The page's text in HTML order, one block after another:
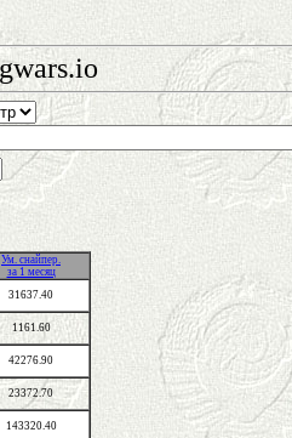
Ум. снайпер.
за 1 месяц
31637.40
1161.60
42276.90
23372.70
143320.40